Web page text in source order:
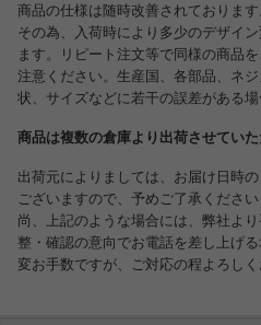
商品の仕様は随時改善されております
その為、入荷時により多少のデザイ
ます。リピート注文等で同様の商品
注意ください。生産国、各部品、ネ
状、サイズなどに若干の誤差がある場
商品は複数の倉庫より出荷させていた
出荷元によりましては、お届け日時
ございますので、予めご了承ください
尚、上記のような場合には、弊社よ
整・確認の意向でお電話を差し上げ
変お手数ですが、ご対応の程よろしく